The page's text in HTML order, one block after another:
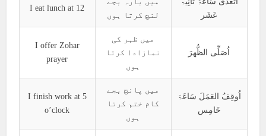
I eat lunch at 12
لنچ کرتا ہوں
عَشَر
I offer Zohar
prayer
میں ظہر کی
نمازادا کرتا
ہوں
اُصَلِّی الظُّھرَ
I finish work at 5
o’clock
میں پانچ بجے
کام ختم کرتا
ہوں
اُوقِفُ العَمَلَ سَاعَۃَ
خَامِس